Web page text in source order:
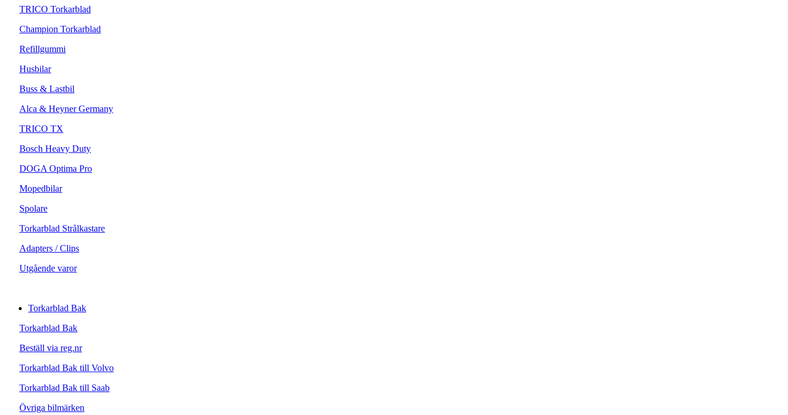
TRICO Torkarblad
Champion Torkarblad
Refillgummi
Husbilar
Buss & Lastbil
Alca & Heyner Germany
TRICO TX
Bosch Heavy Duty
DOGA Optima Pro
Mopedbilar
Spolare
Torkarblad Strålkastare
Adapters / Clips
Utgående varor
Torkarblad Bak
Torkarblad Bak
Beställ via reg.nr
Torkarblad Bak till Volvo
Torkarblad Bak till Saab
Övriga bilmärken